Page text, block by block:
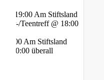
@ 19:00 Am Stiftsland
Teentreff @ 18:00
20:00 Am Stiftsland
@ 10:00 überall